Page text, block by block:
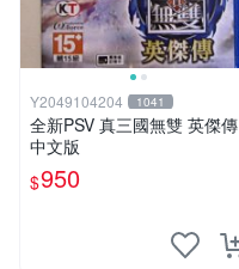
Y2049104204 1041
全新PSV 真三國無雙 英傑傳
中文版
$950